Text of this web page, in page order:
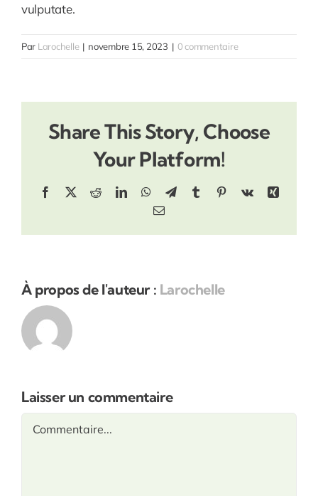
vulputate.
Par Larochelle | novembre 15, 2023 | 0 commentaire
Share This Story, Choose
Your Platform!
Facebook
X RedditLinkedInWhatsApp
TelegramTumblrPinterestVk
Xing
Email
À propos de l'auteur : Larochelle
Laisser un commentaire
Commentaire